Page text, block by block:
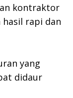
kontraktor
hasil rapi dan
yang
didaur